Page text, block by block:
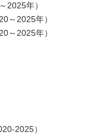
2025年）
～2025年）
～2025年）
2025）